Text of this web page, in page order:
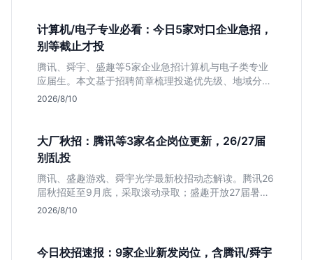
计算机/电子专业必看：今日5家对口企业急招，
别等截止才投
腾讯、舜宇、盛趣等5家企业急招计算机与电子类专业
应届生。本文基于招聘简章梳理投递优先级、地域分布
及截止时间，助你快速决策。
2026/8/10
大厂秋招：腾讯等3家名企岗位更新，26/27届
别乱投
腾讯、盛趣游戏、舜宇光学最新校招动态解读。腾讯26
届秋招延至9月底，采取滚动录取；盛趣开放27届暑期
实习；舜宇光学聚焦硬件制造。本文分析三家企业时间
2026/8/10
今日校招速报：9家企业新发岗位，含腾讯/舜宇